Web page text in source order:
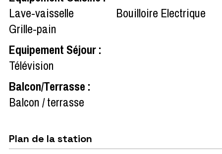
Lave-vaisselle
Bouilloire Electrique
Grille-pain
Equipement Séjour:
Télévision
Balcon/Terrasse :
Balcon / terrasse
Plan de la station